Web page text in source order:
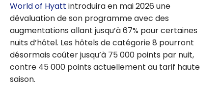
World of Hyatt introduira en mai 2026 une
dévaluation de son programme avec des
augmentations allant jusqu’à 67% pour certaines
nuits d’hôtel. Les hôtels de catégorie 8 pourront
désormais coûter jusqu’à 75 000 points par nuit,
contre 45 000 points actuellement au tarif haute
saison.